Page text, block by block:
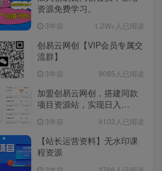
资源免费学习。
3年前 1.2W+人已阅读
创易云网创【VIP会员专属交
流群】
3年前 9085人已阅读
加盟创易云网创，搭建同款
项目资源站，实现日入
3年前 4103人已阅读
【站长运营资料】无水印课
程资源